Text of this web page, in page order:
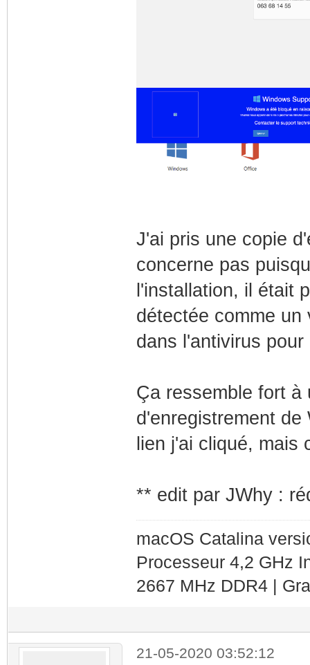
J'ai pris une copie
concerne pas
l'installation, il était
détectée comme
dans l'antivirus
Ça ressemble fort à
d'enregistrement
lien j'ai cliqué, mais
** edit par JWhy :
macOS Catalina
Processeur 4,2 GHz
2667 MHz DDR4 |
21-05-2020 03:52:12